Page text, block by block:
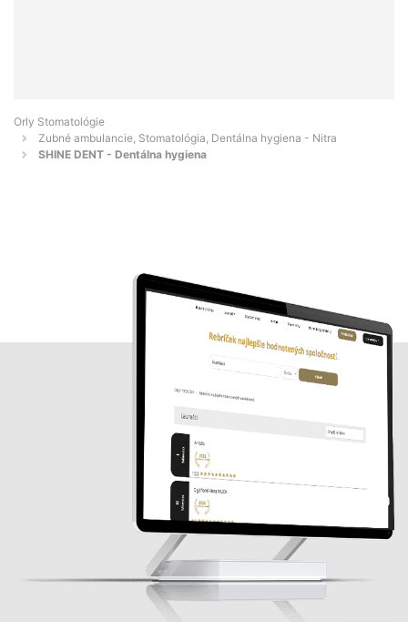
Orly Stomatológie
Zubné ambulancie, Stomatológia, Dentálna hygiena - Nitra
SHINE DENT - Dentálna hygiena